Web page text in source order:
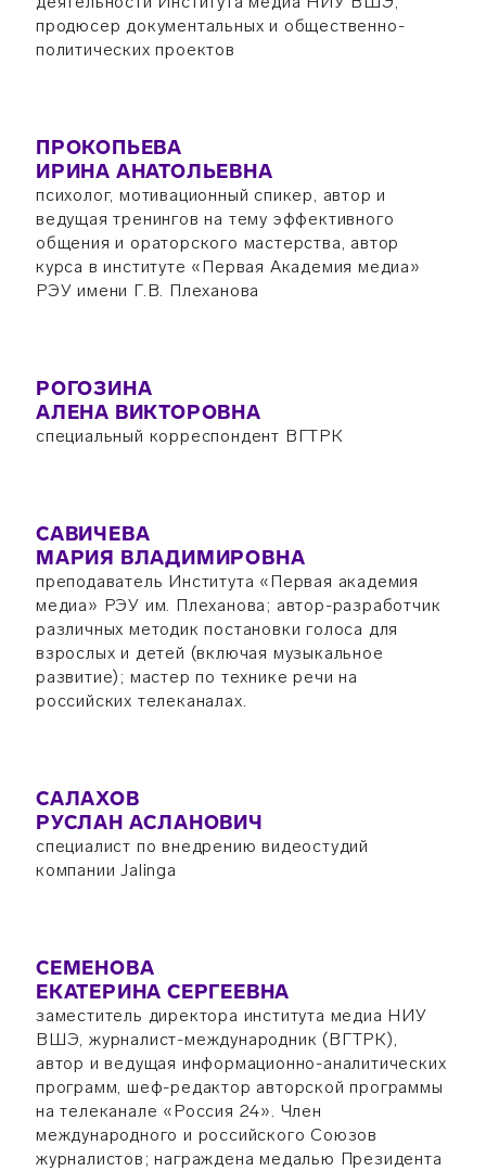
продюсер документальных и общественно-
политических проектов
ПРОКОПЬЕВА
ИРИНА АНАТОЛЬЕВНА
психолог, мотивационный спикер, автор и
ведущая тренингов на тему эффективного
общения и ораторского мастерства, автор
курса в институте «Первая Академия медиа»
РЭУ имени Г.В. Плеханова
РОГОЗИНА
АЛЕНА ВИКТОРОВНА
специальный корреспондент ВГТРК
САВИЧЕВА
МАРИЯ ВЛАДИМИРОВНА
преподаватель Института «Первая академия
медиа» РЭУ им. Плеханова; автор-разработчик
различных методик постановки голоса для
взрослых и детей (включая музыкальное
развитие); мастер по технике речи на
российских телеканалах.
САЛАХОВ
РУСЛАН АСЛАНОВИЧ
специалист по внедрению видеостудий
компании Jalinga
СЕМЕНОВА
ЕКАТЕРИНА СЕРГЕЕВНА
заместитель директора института медиа НИУ
ВШЭ, журналист-международник (ВГТРК),
автор и ведущая информационно-аналитических
программ, шеф-редактор авторской программы
на телеканале «Россия 24». Член
международного и российского Союзов
журналистов; награждена медалью Президента